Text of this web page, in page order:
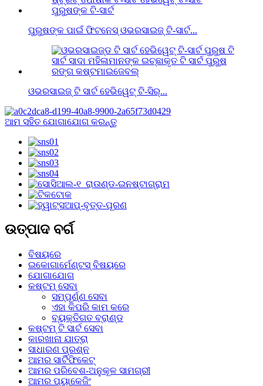
ପୁରୁଷଙ୍କ ପାଇଁ ଫିଟନେସ୍ ଓଭରସାଇଜ୍ ଟି-ସାର୍ଟ...
ଓଭରସାଇଜ୍ ଟି ସାର୍ଟ ହେଭିୱେଟ୍ ଟି-ସିର୍...
ଆମ ସହିତ ଯୋଗାଯୋଗ କରନ୍ତୁ
ଉତ୍ପାଦ ବର୍ଗ
ବିଷୟରେ
ଇକୋଗାର୍ମେଣ୍ଟସ୍ ବିଷୟରେ
ଯୋଗାଯୋଗ
କଷ୍ଟମ୍ ସେବା
ସମ୍ପୂର୍ଣ୍ଣ ସେବା
ଏହା କିପରି କାମ କରେ
ବ୍ୟକ୍ତିଗତ ବ୍ରାଣ୍ଡ
କଷ୍ଟମ୍ ଟି ସାର୍ଟ ସେବା
କାରଖାନା ଯାତ୍ରା
ସାଧାରଣ ପ୍ରଶ୍ନ
ଆମର ସାର୍ଟିଫିକେଟ୍
ଆମର ପରିବେଶ-ଅନୁକୂଳ ସାମଗ୍ରୀ
ଆମର ପ୍ୟାକେଜିଂ